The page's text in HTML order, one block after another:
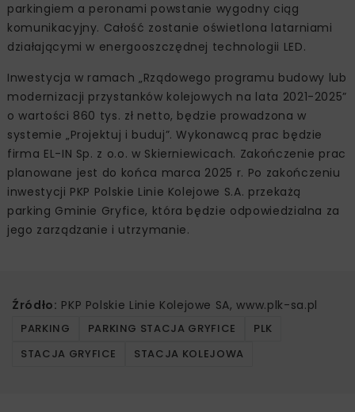
parkingiem a peronami powstanie wygodny ciąg
komunikacyjny. Całość zostanie oświetlona latarniami
działającymi w energooszczędnej technologii LED.
Inwestycja w ramach „Rządowego programu budowy lub
modernizacji przystanków kolejowych na lata 2021-2025”
o wartości 860 tys. zł netto, będzie prowadzona w
systemie „Projektuj i buduj”. Wykonawcą prac będzie
firma EL-IN Sp. z o.o. w Skierniewicach. Zakończenie prac
planowane jest do końca marca 2025 r. Po zakończeniu
inwestycji PKP Polskie Linie Kolejowe S.A. przekażą
parking Gminie Gryfice, która będzie odpowiedzialna za
jego zarządzanie i utrzymanie.
Źródło: PKP Polskie Linie Kolejowe SA, www.plk-sa.pl
PARKING PARKING STACJA GRYFICE
PLK
STACJA GRYFICE
STACJA KOLEJOWA